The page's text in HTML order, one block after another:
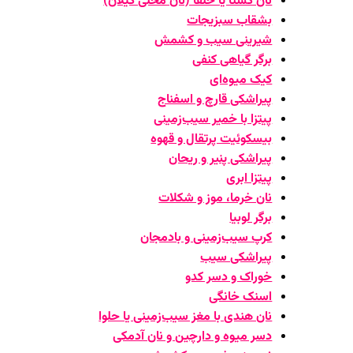
بشقاب سبزیجات
شیرینی سیب و کشمش
برگر گیاهی کنفی
کیک میوه‌ای
پیراشکی قارچ و اسفناج
پیتزا با خمیر سیب‌زمینی
بیسکوئیت پرتقال و قهوه
پیراشکی پنیر و ریحان
پیتزا ابری
نان خرما، موز و شکلات
برگر لوبیا
کرپ سیب‌زمینی و بادمجان
پیراشکی سیب
خوراک و دسر کدو
اسنک خانگی
نان هندی با مغز سیب‌زمینی یا حلوا
دسر میوه و دارچین و نان آدمکی